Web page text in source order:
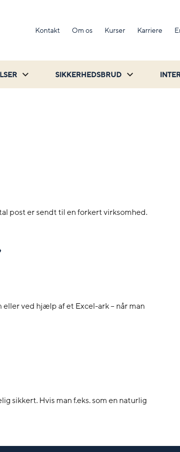
Kontakt Om os Kurser Karriere
SIKKERHEDSBRUD
post er sendt til en forkert virksomhed.
ved hjælp af et Excel-ark – når man
sikkert. Hvis man f.eks. som en naturlig